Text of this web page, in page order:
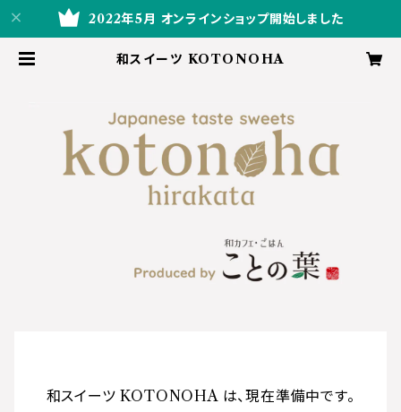
2022年5月 オンラインショップ開始しました
和スイーツ KOTONOHA
和スイーツ KOTONOHA は、現在準備中です。